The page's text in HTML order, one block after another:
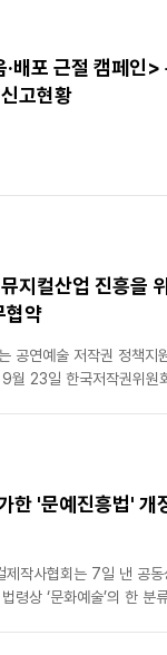
배포 근절 캠페인>
고현황
지컬산업 진흥을
협약
공연예술 저작권 정책지
월 23일 한국저작권위원
한 '문예진흥법' 개
제작사협회는 7일 낸 공
령상 ‘문화예술’의 한 분